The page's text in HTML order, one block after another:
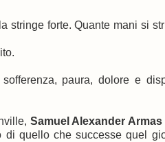
stringe forte. Quante mani si
paura, dolore e
Samuel Alexander Armas
di quello che successe quel